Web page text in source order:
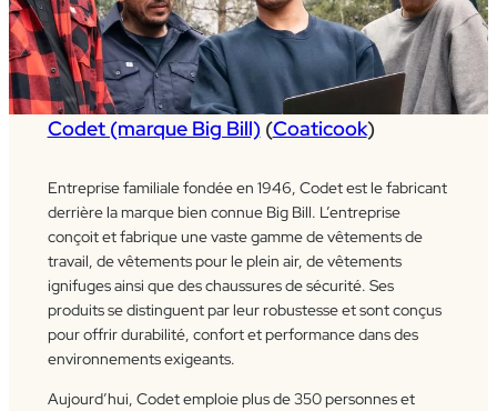
Codet (marque Big Bill) (Coaticook)
Entreprise familiale fondée en 1946, Codet est le fabricant
derrière la marque bien connue Big Bill. L’entreprise
conçoit et fabrique une vaste gamme de vêtements de
travail, de vêtements pour le plein air, de vêtements
ignifuges ainsi que des chaussures de sécurité. Ses
produits se distinguent par leur robustesse et sont conçus
pour offrir durabilité, confort et performance dans des
environnements exigeants.
Aujourd’hui, Codet emploie plus de 350 personnes et